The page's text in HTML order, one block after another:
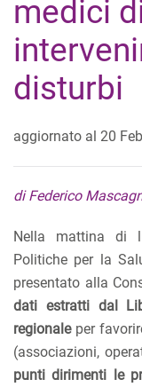
medici
disturbi
aggiornato al 20
di Federico
Nella mattina di
Politiche per la
presentato alla
dati estratti dal
regionaleper
(associazioni,
punti dirimenti le